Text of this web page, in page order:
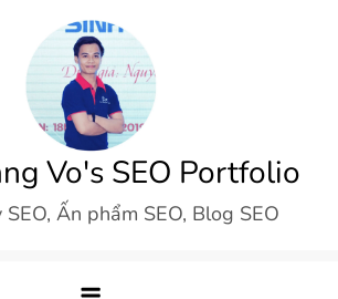
Vo's SEO Portfolio
Ấn phẩm SEO, Blog SEO